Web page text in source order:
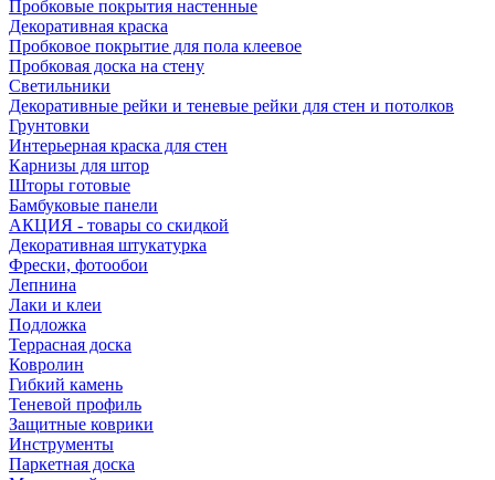
Пробковые покрытия настенные
Декоративная краска
Пробковое покрытие для пола клеевое
Пробковая доска на стену
Светильники
Декоративные рейки и теневые рейки для стен и потолков
Грунтовки
Интерьерная краска для стен
Карнизы для штор
Шторы готовые
Бамбуковые панели
АКЦИЯ - товары со скидкой
Декоративная штукатурка
Фрески, фотообои
Лепнина
Лаки и клеи
Подложка
Террасная доска
Ковролин
Гибкий камень
Теневой профиль
Защитные коврики
Инструменты
Паркетная доска